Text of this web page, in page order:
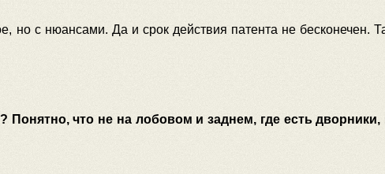
но с нюансами. Да и срок действия патента не бесконечен.
что не на лобовом и заднем, где есть